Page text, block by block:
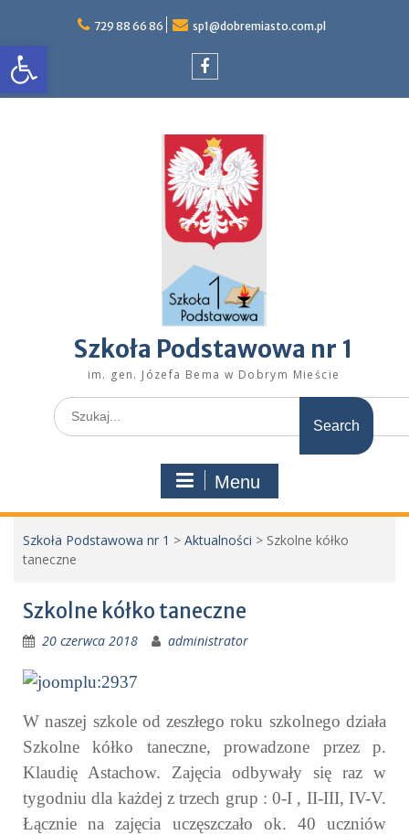
Otwórz pasek narzędzicontent
729 88 66 86 sp1@dobremiasto.com.pl
Szkoła Podstawowa nr 1
im. gen. Józefa Bema w Dobrym Mieście
Search
for:
Menu
Szkoła Podstawowa nr 1 > Aktualności > Szkolne kółko
taneczne
Szkolne kółko taneczne
20 czerwca 2018 administrator
W naszej szkole od zeszłego roku szkolnego działa
Szkolne kółko taneczne, prowadzone przez p.
Klaudię Astachow. Zajęcia odbywały się raz w
tygodniu dla każdej ztrzech grup : 0-I , II-III, IV-V.
Łącznie na zajęcia uczęszczało ok. 40 uczniów